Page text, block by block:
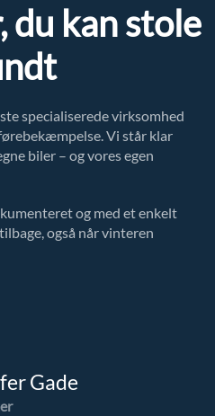
du kan stole
specialiserede virksomhed
Vi står klar
biler – og vores egen
og med et enkelt
også når vinteren
Gade